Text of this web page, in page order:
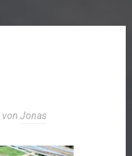
von Jonas